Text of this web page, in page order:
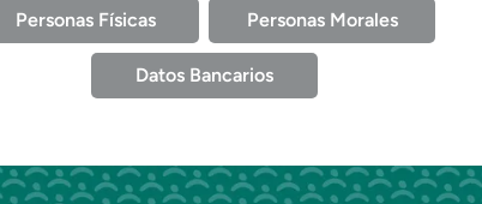
Personas Físicas Personas Morales
Datos Bancarios